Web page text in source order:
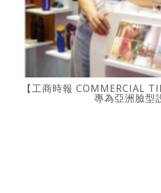
【工商時報 COMMERCIAL
專為亞洲臉型